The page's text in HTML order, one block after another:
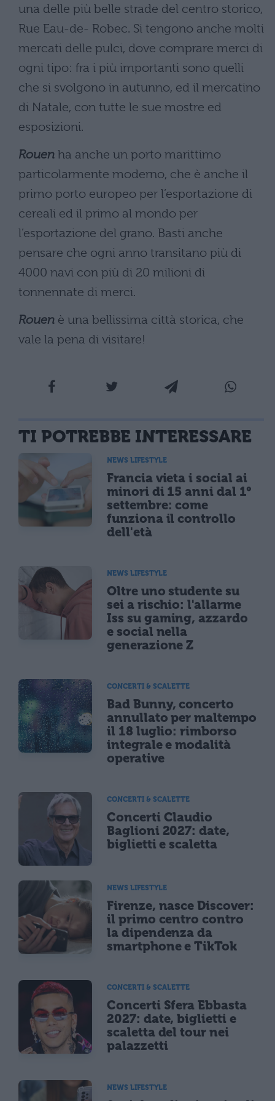
una delle più belle strade del centro storico,
Rue Eau-de- Robec. Si tengono anche molti
mercati delle pulci, dove comprare merci di
ogni tipo: fra i più importanti sono quelli
che si svolgono in autunno, ed il mercatino
di Natale, con tutte le sue mostre ed
esposizioni.
Rouen ha anche un porto marittimo
particolarmente moderno, che è anche il
primo porto europeo per l’esportazione di
cereali ed il primo al mondo per
l’esportazione del grano. Basti anche
pensare che ogni anno transitano più di
4000 navi con più di 20 milioni di
tonnennate di merci.
Rouen è una bellissima città storica, che
vale la pena di visitare!
TI POTREBBE INTERESSARE
NEWS LIFESTYLE
Francia vieta i social ai
minori di 15 anni dal 1°
settembre: come
funziona il controllo
dell'età
NEWS LIFESTYLE
Oltre uno studente su
sei a rischio: l'allarme
Iss su gaming, azzardo
e social nella
generazione Z
CONCERTI & SCALETTE
Bad Bunny, concerto
annullato per maltempo
il 18 luglio: rimborso
integrale e modalità
operative
CONCERTI & SCALETTE
Concerti Claudio
Baglioni 2027: date,
biglietti e scaletta
NEWS LIFESTYLE
Firenze, nasce Discover:
il primo centro contro
la dipendenza da
smartphone e TikTok
CONCERTI & SCALETTE
Concerti Sfera Ebbasta
2027: date, biglietti e
scaletta del tour nei
palazzetti
NEWS LIFESTYLE